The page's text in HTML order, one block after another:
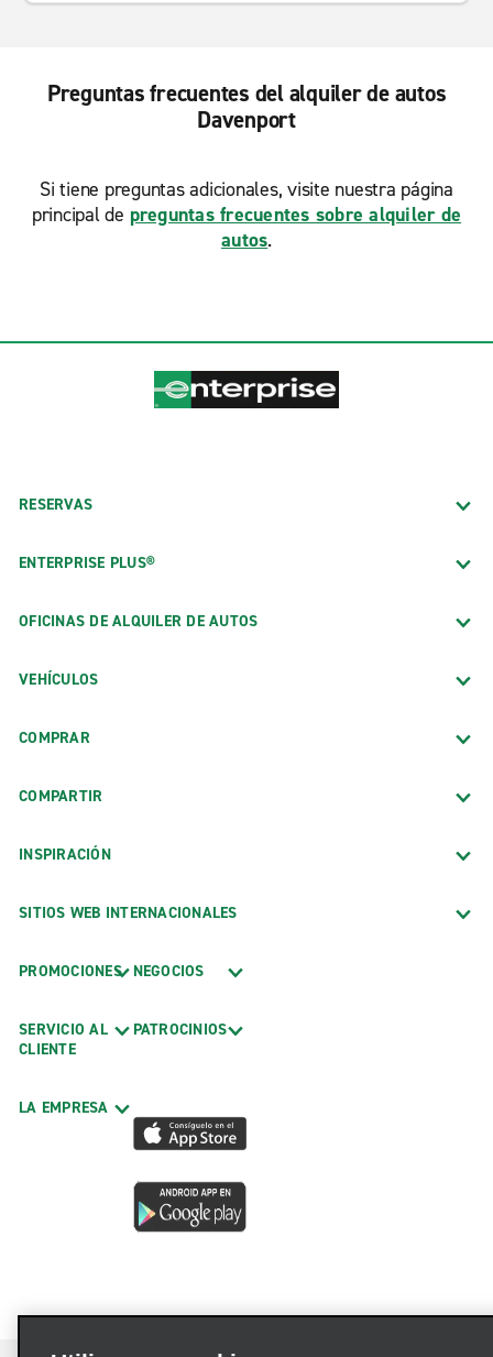
Preguntas frecuentes del alquiler de autos
Davenport
Si tiene preguntas adicionales, visite nuestra página
principal de preguntas frecuentes sobre alquiler de
autos.
RESERVAS
ENTERPRISE PLUS®
OFICINAS DE ALQUILER DE AUTOS
VEHÍCULOS
COMPRAR
COMPARTIR
INSPIRACIÓN
SITIOS WEB INTERNACIONALES
PROMOCIONES
SERVICIO AL
CLIENTE
LA EMPRESA
NEGOCIOS
PATROCINIOS